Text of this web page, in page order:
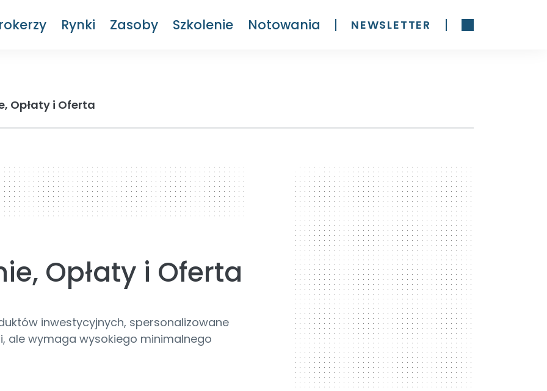
Rynki Zasoby Szkolenie Notowania NEWSLETTER
Opłaty i Oferta
Opłaty i Oferta
inwestycyjnych, spersonalizowane
ale wymaga wysokiego minimalnego
300 x 600